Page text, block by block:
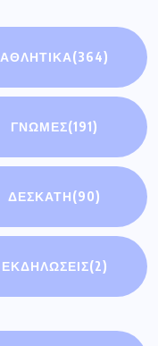
ΑΘΛΗΤΙΚΑ(364)
ΓΝΩΜΕΣ(191)
ΔΕΣΚΑΤΗ(90)
ΕΚΔΗΛΩΣΕΙΣ(2)